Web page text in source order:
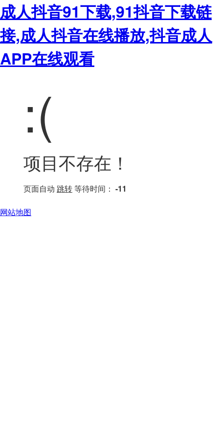
成人抖音91下载,91抖音下载链
接,成人抖音在线播放,抖音成人
APP在线观看
:(
项目不存在！
页面自动 跳转等待时间： -11
网站地图